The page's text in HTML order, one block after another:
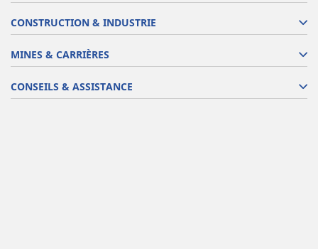
CONSTRUCTION & INDUSTRIE
MINES & CARRIÈRES
CONSEILS & ASSISTANCE